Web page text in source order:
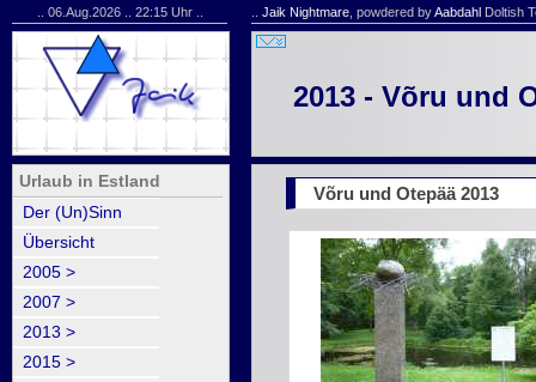
Jaik Nightmare , powdered byAabdahl Doltish
2013 - Võru und
Võru und Otepää 2013
Urlaub in Estland
Der (Un)Sinn
Übersicht
2005 >
2007 >
2013 >
2015 >
.. 06.Aug.2026 .. 22:15 Uhr ..